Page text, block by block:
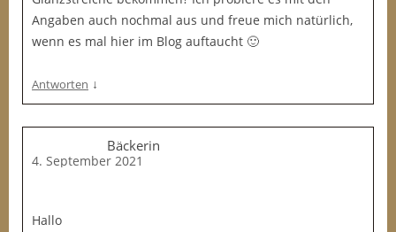
Angaben auch nochmal aus und freue mich natürlich,
wenn es mal hier im Blog auftaucht 🙂
Antworten ↓
Bäckerin
4. September 2021
Hallo